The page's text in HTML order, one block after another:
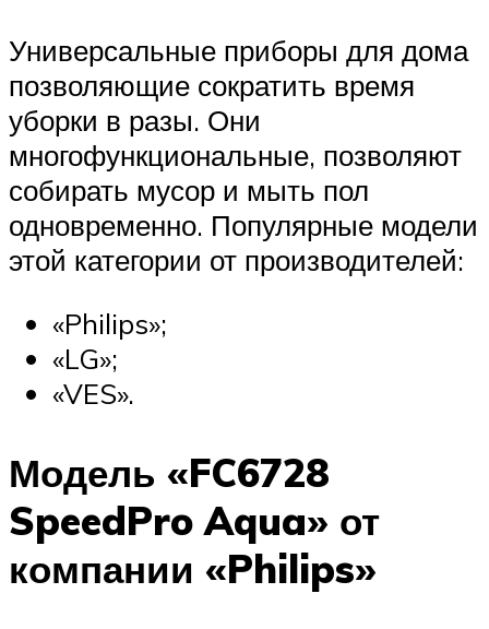
Универсальные приборы для дома
позволяющие сократить время
уборки в разы. Они
многофункциональные, позволяют
собирать мусор и мыть пол
одновременно. Популярные модели
этой категории от производителей:
«Philips»;
«LG»;
«VES».
Модель «FC6728
SpeedPro Aqua» от
компании «Philips»